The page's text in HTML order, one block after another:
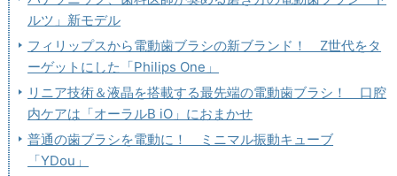
ルツ」新モデル
フィリップスから電動歯ブラシの新ブランド！ Z世代をタ
ーゲットにした「Philips One」
リニア技術＆液晶を搭載する最先端の電動歯ブラシ！ 口腔
内ケアは「オーラルB iO」におまかせ
普通の歯ブラシを電動に！ ミニマル振動キューブ
「YDou」